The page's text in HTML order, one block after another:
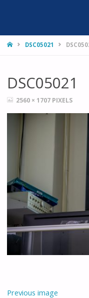
HOMEDSC05021
DSC05021
FULL2560 × 1707 PIXELS
Previous image